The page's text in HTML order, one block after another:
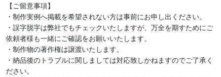
【ご留意事項】
・制作実例へ掲載を希望されない方は事前にお申し出ください。
・誤字脱字は弊社でもチェックいたしますが、万全を期すためにご
依頼者様も一緒にご確認をお願いいたします。
・制作物の著作権は譲渡いたします。
・納品後のトラブルに関しましては対応致しかねますのでご了承く
ださい。